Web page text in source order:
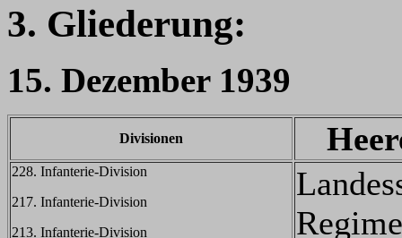
3. Gliederung:
15. Dezember 1939
Divisionen
228. Infanterie-Division
217. Infanterie-Division
213. Infanterie-Division